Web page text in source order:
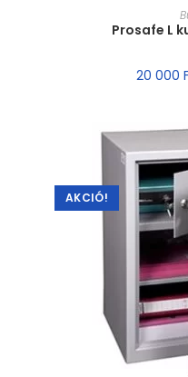
Prosafe L
20 000
AKCIÓ!